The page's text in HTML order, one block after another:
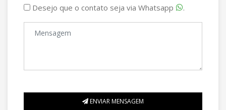
Desejo que o contato seja via Whatsapp .
ENVIAR MENSAGEM